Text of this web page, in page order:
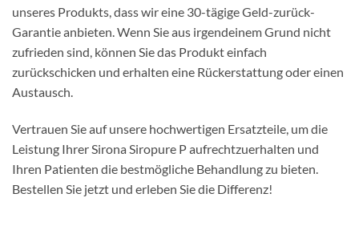
unseres Produkts, dass wir eine 30-tägige Geld-zurück-
Garantie anbieten. Wenn Sie aus irgendeinem Grund nicht
zufrieden sind, können Sie das Produkt einfach
zurückschicken und erhalten eine Rückerstattung oder einen
Austausch.
Vertrauen Sie auf unsere hochwertigen Ersatzteile, um die
Leistung Ihrer Sirona Siropure P aufrechtzuerhalten und
Ihren Patienten die bestmögliche Behandlung zu bieten.
Bestellen Sie jetzt und erleben Sie die Differenz!